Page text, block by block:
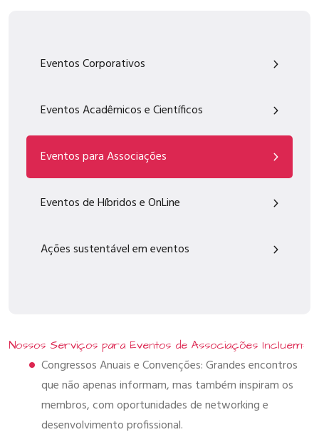
Eventos Corporativos
Eventos Acadêmicos e Científicos
Eventos para Associações
Eventos de Híbridos e OnLine
Ações sustentável em eventos
Nossos Serviços para Eventos de Associações Incluem:
Congressos Anuais e Convenções: Grandes encontros
que não apenas informam, mas também inspiram os
membros, com oportunidades de networking e
desenvolvimento profissional.